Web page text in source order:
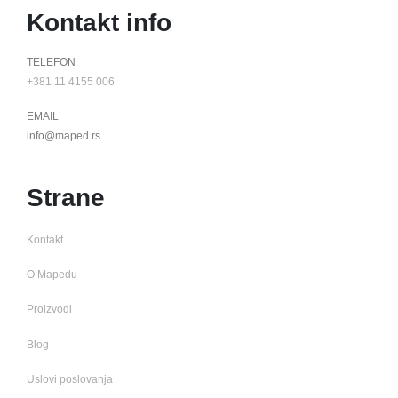
Kontakt info
TELEFON
+381 11 4155 006
EMAIL
info@maped.rs
Strane
Kontakt
O Mapedu
Proizvodi
Blog
Uslovi poslovanja